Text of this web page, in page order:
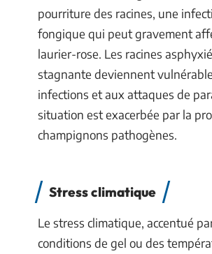
pourriture des racines, une
fongique qui peut gravement
laurier-rose. Les racines
stagnante deviennent
infections et aux attaques de
situation est exacerbée par la
champignons pathogènes.
Stress climatique
Le stress climatique, accentué
conditions de gel ou des